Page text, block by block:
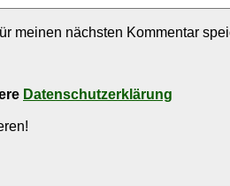
meinen nächsten Kommentar
Datenschutzerklärung